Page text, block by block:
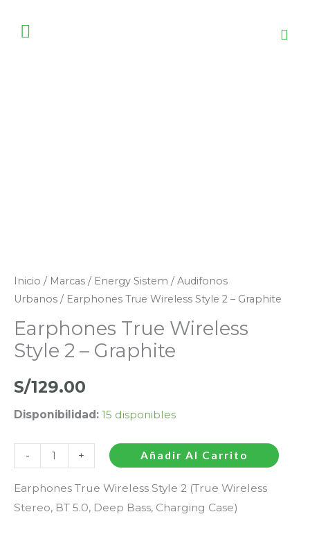
Inicio / Marcas / Energy Sistem / Audifonos
Urbanos / Earphones True Wireless Style 2 – Graphite
Earphones True Wireless
Style 2 – Graphite
S/129.00
Disponibilidad: 15 disponibles
- + Añadir Al Carrito
Earphones True Wireless Style 2 (True Wireless
Stereo, BT 5.0, Deep Bass, Charging Case)